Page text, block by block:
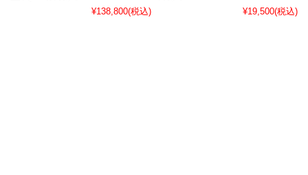
¥138,800(税込)
¥19,500(税込)